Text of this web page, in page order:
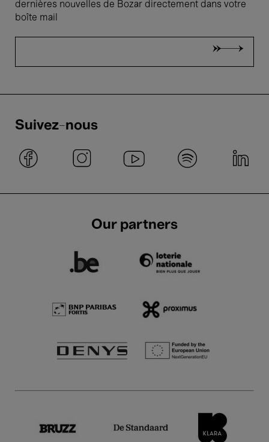
dernières nouvelles de Bozar directement dans votre
boîte mail
Suivez-nous
Our partners